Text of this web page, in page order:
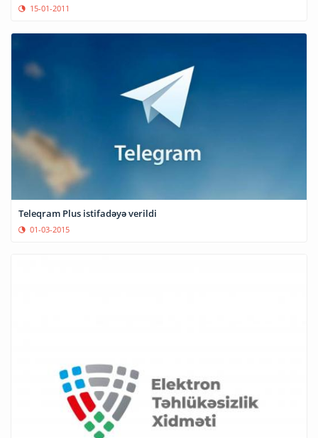
15-01-2011
Teleqram Plus istifadəyə verildi
01-03-2015